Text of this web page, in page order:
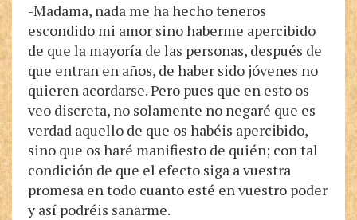
-Madama, nada me ha hecho teneros
escondido mi amor sino haberme apercibido
de que la mayoría de las personas, después de
que entran en años, de haber sido jóvenes no
quieren acordarse. Pero pues que en esto os
veo discreta, no solamente no negaré que es
verdad aquello de que os habéis apercibido,
sino que os haré manifiesto de quién; con tal
condición de que el efecto siga a vuestra
promesa en todo cuanto esté en vuestro poder
y así podréis sanarme.